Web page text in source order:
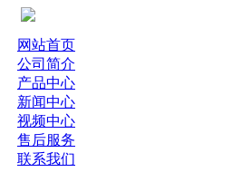
网站首页
公司简介
产品中心
新闻中心
视频中心
售后服务
联系我们